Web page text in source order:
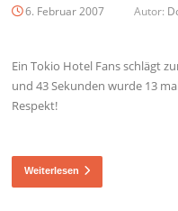
6. Februar 2007 Autor:
Ein Tokio Hotel Fans schlägt
und 43 Sekunden wurde 13
Respekt!
Weiterlesen